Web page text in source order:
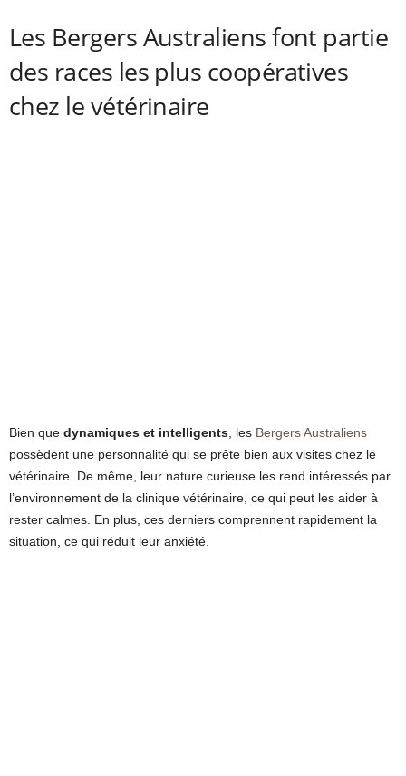
Les Bergers Australiens font partie
des races les plus coopératives
chez le vétérinaire
Bien que dynamiques et intelligents, les Bergers Australiens
possèdent une personnalité qui se prête bien aux visites chez le
vétérinaire. De même, leur nature curieuse les rend intéressés par
l’environnement de la clinique vétérinaire, ce qui peut les aider à
rester calmes. En plus, ces derniers comprennent rapidement la
situation, ce qui réduit leur anxiété.